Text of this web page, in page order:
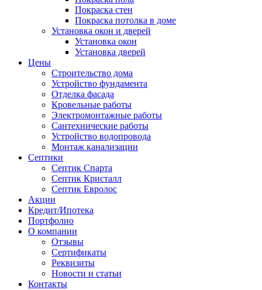
Покраска стен
Покраска потолка в доме
Установка окон и дверей
Установка окон
Установка дверей
Цены
Строительство дома
Устройство фундамента
Отделка фасада
Кровельные работы
Электромонтажные работы
Сантехнические работы
Устройство водопровода
Монтаж канализации
Септики
Септик Спарта
Септик Кристалл
Септик Евролос
Акции
Кредит/Ипотека
Портфолио
О компании
Отзывы
Сертификаты
Реквизиты
Новости и статьи
Контакты